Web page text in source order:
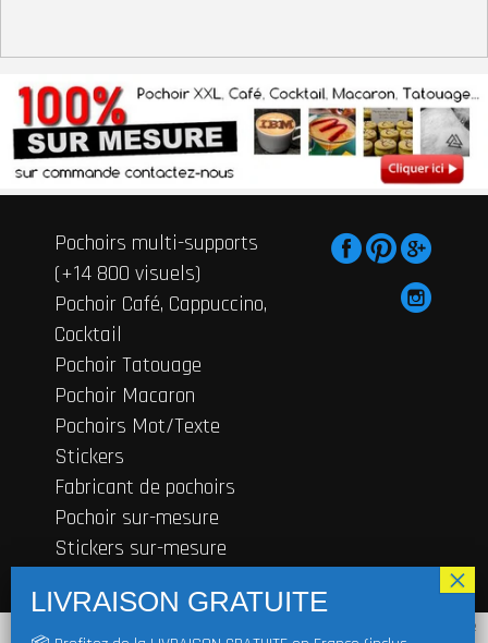
Pochoirs multi-supports
(+14 800 visuels)
Pochoir Café, Cappuccino,
Cocktail
Pochoir Tatouage
Pochoir Macaron
Pochoirs Mot/Texte
Stickers
Fabricant de pochoirs
Pochoir sur-mesure
Stickers sur-mesure
En cliquant sur "J'accepte", vous acceptez de stocker des cookies sur votre